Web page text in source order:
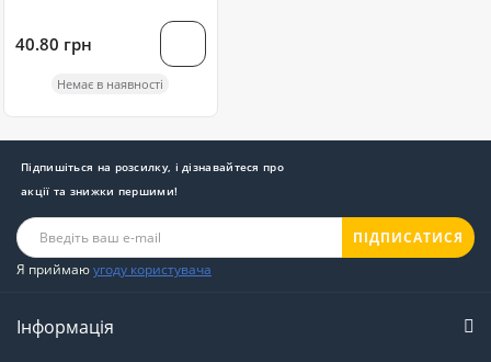
40.80 грн
Немає в наявності
Підпишіться на розсилку, і дізнавайтеся про
акції та знижки першими!
ПІДПИСАТИСЯ
Я приймаюугоду користувача
Інформація